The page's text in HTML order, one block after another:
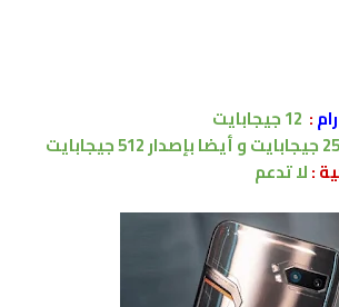
:
12جيجابايت
جيجابايتو أيضا بإصدار512جيجابايت
:لا تدعم